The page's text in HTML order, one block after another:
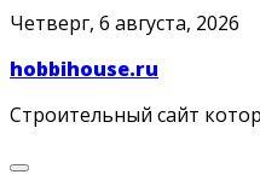
Skip
content
Четверг, 6 августа, 2026
hobbihouse.ru
Строительный сайт